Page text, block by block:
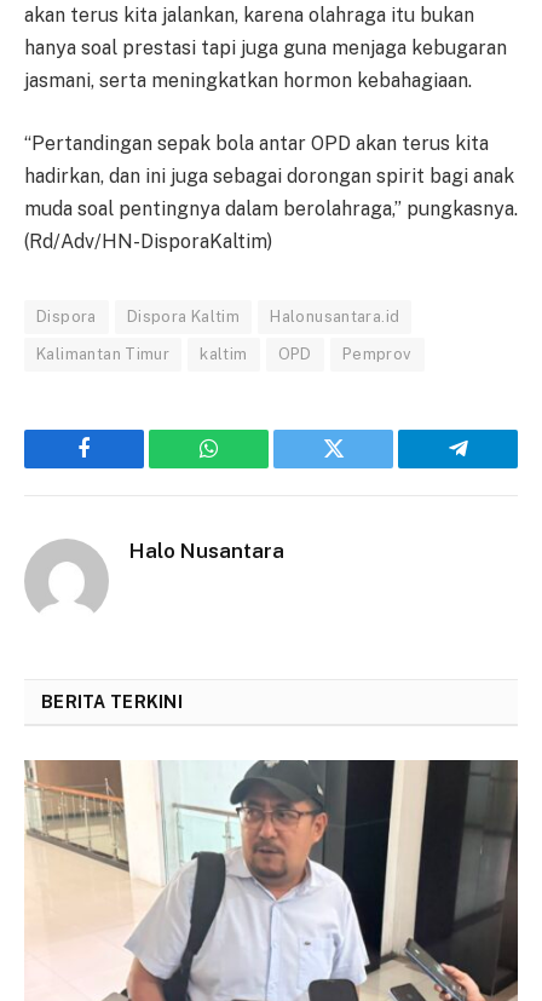
akan terus kita jalankan, karena olahraga itu bukan
hanya soal prestasi tapi juga guna menjaga kebugaran
jasmani, serta meningkatkan hormon kebahagiaan.
“Pertandingan sepak bola antar OPD akan terus kita
hadirkan, dan ini juga sebagai dorongan spirit bagi anak
muda soal pentingnya dalam berolahraga,” pungkasnya.
(Rd/Adv/HN-DisporaKaltim)
Dispora Dispora Kaltim Halonusantara.id
Kalimantan Timur kaltim OPD Pemprov
Facebook WhatsApp Twitter Telegram
Halo Nusantara
BERITA TERKINI